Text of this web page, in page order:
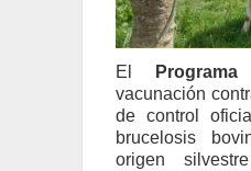
El
vacunación
de control
brucelosis
origen